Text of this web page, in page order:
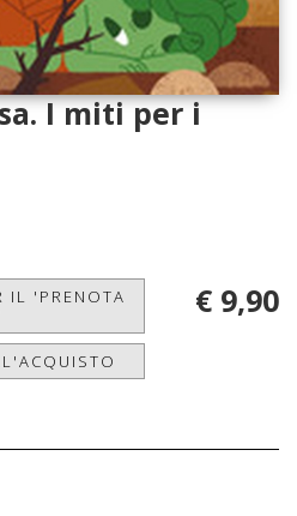
I miti per i
IL 'PRENOTA
€ 9,90